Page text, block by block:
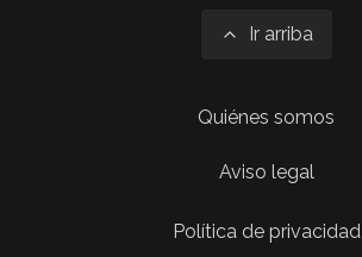
Ir arriba
Quiénes somos
Aviso legal
Política de privacidad